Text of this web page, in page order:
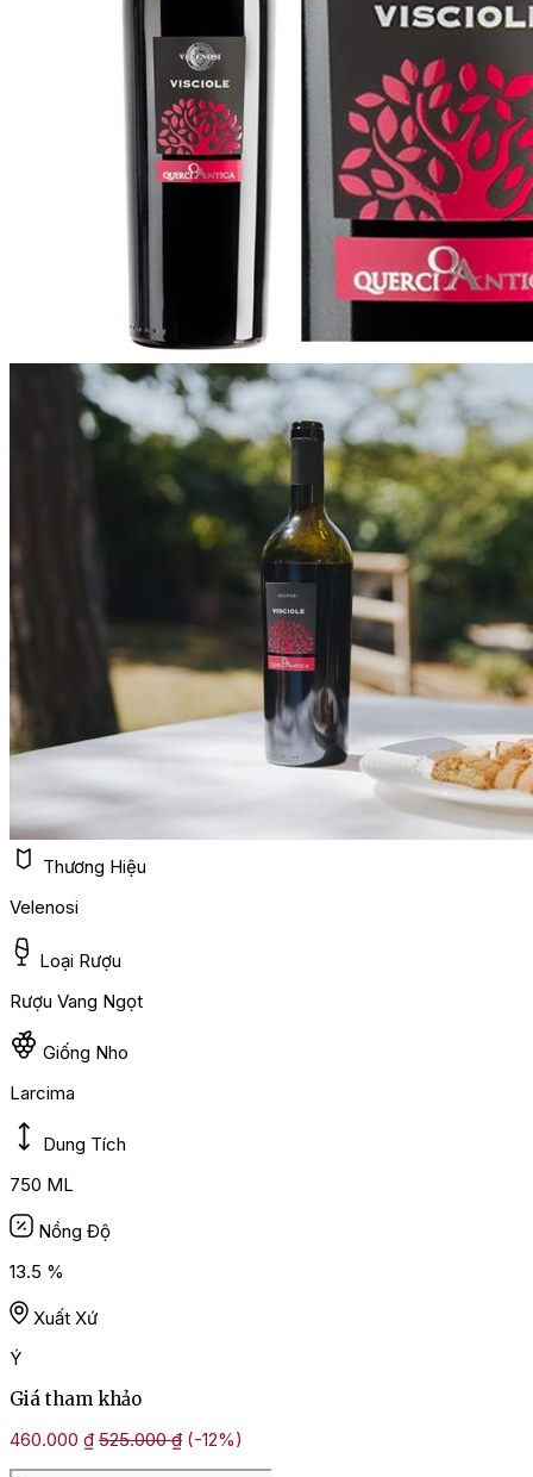
Thương Hiệu
Velenosi
Loại Rượu
Rượu Vang Ngọt
Giống Nho
Larcima
Dung Tích
750 ML
Nồng Độ
13.5 %
Xuất Xứ
Ý
Giá tham khảo
460.000 ₫ 525.000₫ (-12%)